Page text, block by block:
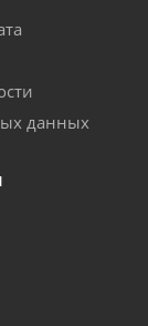
данных